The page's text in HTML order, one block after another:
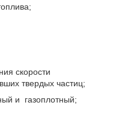
скорости
твердых частиц;
и газоплотный;